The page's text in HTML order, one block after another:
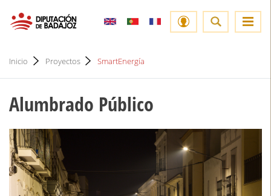
Inicio Proyectos SmartEnergía
Alumbrado Público